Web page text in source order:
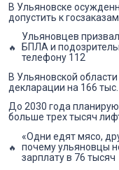
В Ульяновске
допустить к госзаказам
Ульяновцев
БПЛА и
телефону 112
В Ульяновской
декларации на 166
До 2030 года
больше трех тысяч
«Одни едят мясо,
почему ульяновцы
зарплату в 76 тысяч